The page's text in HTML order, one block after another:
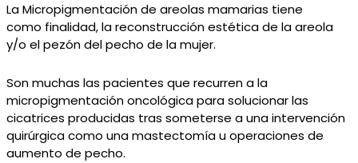
La Micropigmentación de areolas mamarias tiene
como finalidad, lareconstrucción estética de la areola
y/o elpezón del pecho de la mujer.
Son muchas las pacientes que recurren a la
micropigmentación oncológicaparasolucionarlas
cicatrices producidas tras someterse a unaintervención
quirúrgicacomo una mastectomíau operaciones de
aumento de pecho.